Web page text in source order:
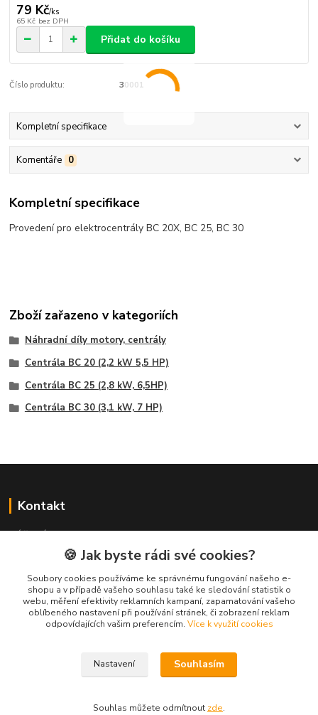
79 Kč/ks
65 Kč bez DPH
Přidat do košíku
Číslo produktu: 30001
Kompletní specifikace
Komentáře 0
Kompletní specifikace
Provedení pro elektrocentrály BC 20X, BC 25, BC 30
Zboží zařazeno v kategoriích
Náhradní díly motory, centrály
Centrála BC 20 (2,2 kW 5,5 HP)
Centrála BC 25 (2,8 kW, 6,5HP)
Centrála BC 30 (3,1 kW, 7 HP)
Kontakt
+420 481 621 329
centraly@enhlava.cz
🍪 Jak byste rádi své cookies?
Soubory cookies používáme ke správnému fungování našeho e-
shopu a v případě vašeho souhlasu také ke sledování statistik o
webu, měření efektivity reklamních kampaní, zapamatování vašeho
oblíbeného nastavení při používání stránek, či zobrazení reklam
odpovídajících vašim preferencím. Více k využití cookies
Nastavení Souhlasím
Souhlas můžete odmítnout zde.